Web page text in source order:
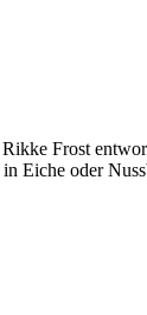
Frost
Eiche oder